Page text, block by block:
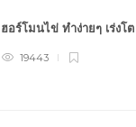
ฮอร์โมนไข่ ทำง่ายๆ เร่งโ
19443